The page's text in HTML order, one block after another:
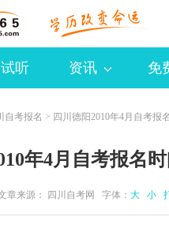
试听 资讯 免
自考报名 > 四川德阳2010年4月自考报
年4月自考报名
章来源： 四川自考网 字体： 大 小